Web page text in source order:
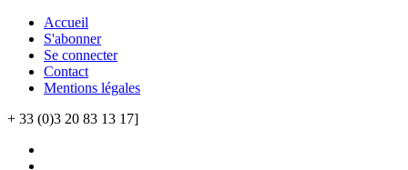
Accueil
S'abonner
Se connecter
Contact
Mentions légales
+ 33 (0)3 20 83 13 17]